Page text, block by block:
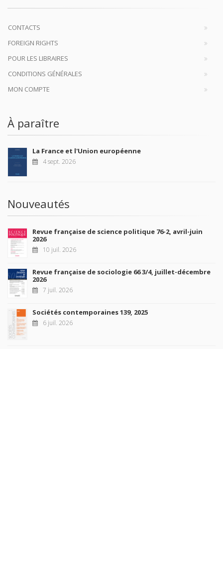
CONTACTS
FOREIGN RIGHTS
POUR LES LIBRAIRES
CONDITIONS GÉNÉRALES
MON COMPTE
À paraître
La France et l'Union européenne
4 sept. 2026
Nouveautés
Revue française de science politique 76-2, avril-juin
2026
10 juil. 2026
Revue française de sociologie 66 3/4, juillet-décembre
2026
7 juil. 2026
Sociétés contemporaines 139, 2025
6 juil. 2026